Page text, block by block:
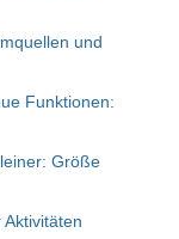
und
Funktionen:
Größe